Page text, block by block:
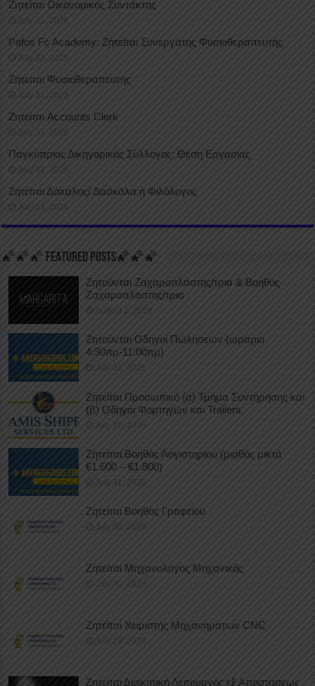
Ζητείται Οικονομικός Συντάκτης
July 31, 2026
Pafos Fc Academy: Ζητείται Συνεργάτης Φυσιοθεραπευτής
July 31, 2026
Ζητείται Φυσιοθεραπευτής
July 31, 2026
Ζητείται Accounts Clerk
July 31, 2026
Παγκύπριος Δικηγορικός Σύλλογος: Θέση Εργασίας
July 31, 2026
Ζητείται Δάκαλος/ Δασκάλα ή Φιλόλογος
July 31, 2026
🌠🌠🌠 FEATURED POSTS🌠🌠🌠
Ζητούνται Ζαχαροπλάστης/τρια & Βοηθός
Ζαχαροπλάστης/τρια
August 1, 2026
Ζητούνται Οδηγοί Πωλήσεων (ωράριο
4:30πμ-11:00πμ)
July 31, 2026
Ζητείται Προσωπικό (α) Τμήμα Συντήρησης και
(β) Οδηγοί Φορτηγών και Trailers
July 31, 2026
Ζητείται Βοηθός Λογιστηρίου (μισθός μικτά
€1.600 – €1.800)
July 31, 2026
Ζητείται Βοηθός Γραφείου
July 30, 2026
Ζητείται Μηχανολόγος Μηχανικός
July 30, 2026
Ζητείται Χειριστής Μηχανημάτων CNC
July 29, 2026
Ζητείται Διοικητική Λειτουργός εξ Αποστάσεως